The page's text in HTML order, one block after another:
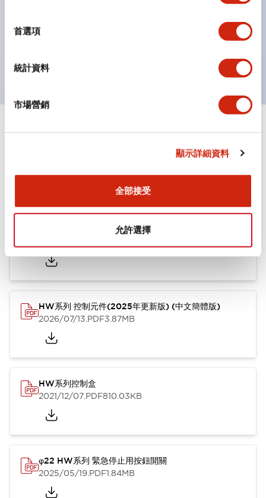
首選項
統計資料
市場營銷
顯示詳細資料
全部接受
允許選擇
支援色彩通用設計（CUD）：可清楚辨識正方平頭形指
示燈的亮燈/熄燈狀態，以及點燈時的顏色識別。
符合 ISO 3864-4 安全色規範：在危險或緊急狀況下，
顏色表現更明確鮮明，便於更多人識別。
HW系列 Push-in式 控制元件 (中文簡體版)
HW系列 控制元件(2025年更新版) (中文簡體版)
2026/07/13.PDF3.87MB
HW系列控制盒
2021/12/07.PDF810.03KB
φ22 HW系列 緊急停止用按鈕開關
2025/05/19.PDF1.84MB